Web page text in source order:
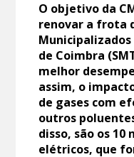
O objetivo da
renovar a frota
de Coimbra
melhor
assim, o
de gases com
outros
disso, são os 10
elétricos, que